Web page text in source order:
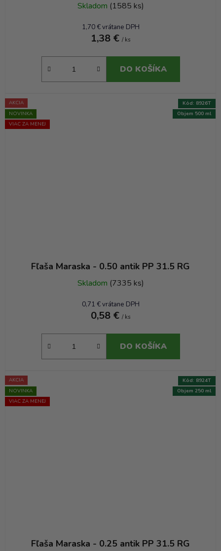
Skladom (1585 ks)
1,70 € vrátane DPH
1,38 € / ks
DO KOŠÍKA
AKCIA
NOVINKA
VIAC ZA MENEJ
Fľaša Maraska - 0.50 antik PP 31.5 RG
Skladom (7335 ks)
0,71 € vrátane DPH
0,58 € / ks
DO KOŠÍKA
Objem 500 ml
Kód: 8926T
AKCIA
NOVINKA
VIAC ZA MENEJ
Fľaša Maraska - 0.25 antik PP 31.5 RG
Objem 250 ml
Kód: 8924T